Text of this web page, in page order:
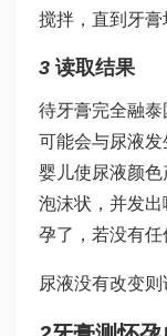
搅拌，直到牙膏
3 读取结果
待牙膏完全融泰
可能会与尿液
婴儿使尿液颜色
泡沫状，并发出
孕了，若没有任
尿液没有改变